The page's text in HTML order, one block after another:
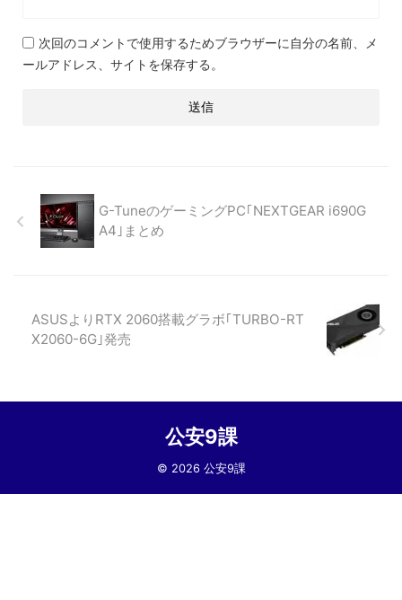
次回のコメントで使用するためブラウザーに自分の名前、メ
ールアドレス、サイトを保存する。
G-TuneのゲーミングPC｢NEXTGEAR i690G
A4｣まとめ
ASUSよりRTX 2060搭載グラボ｢TURBO-RT
X2060-6G｣発売
公安9課
© 2026 公安9課